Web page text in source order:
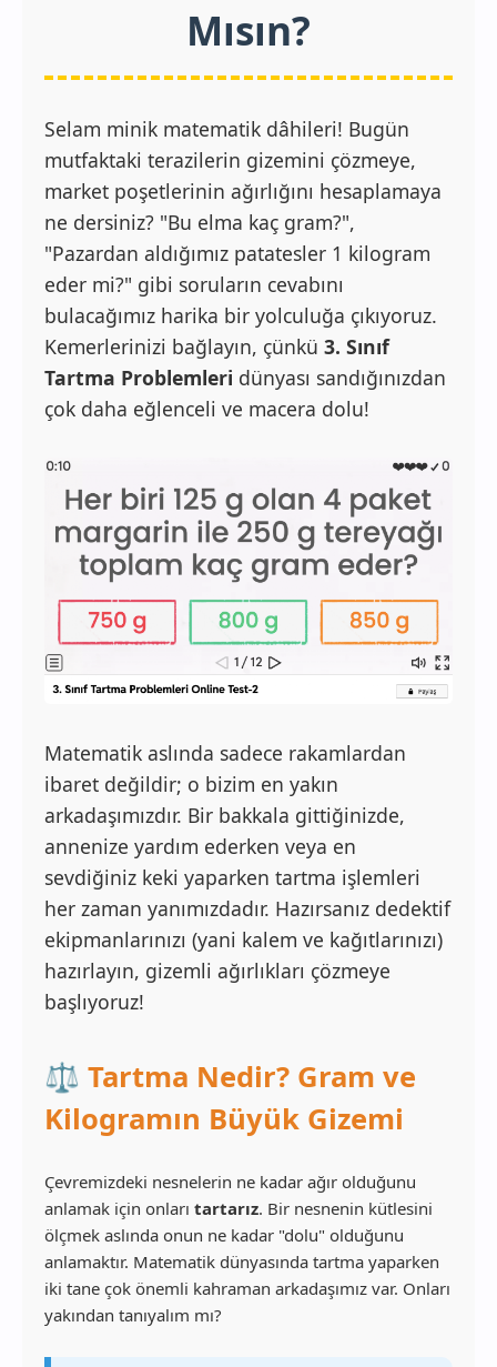
Mısın?
Selam minik matematik dâhileri! Bugün
mutfaktaki terazilerin gizemini çözmeye,
market poşetlerinin ağırlığını hesaplamaya
ne dersiniz? "Bu elma kaç gram?",
"Pazardan aldığımız patatesler 1 kilogram
eder mi?" gibi soruların cevabını
bulacağımız harika bir yolculuğa çıkıyoruz.
Kemerlerinizi bağlayın, çünkü 3. Sınıf
Tartma Problemleri dünyası sandığınızdan
çok daha eğlenceli ve macera dolu!
Matematik aslında sadece rakamlardan
ibaret değildir; o bizim en yakın
arkadaşımızdır. Bir bakkala gittiğinizde,
annenize yardım ederken veya en
sevdiğiniz keki yaparken tartma işlemleri
her zaman yanımızdadır. Hazırsanız dedektif
ekipmanlarınızı (yani kalem ve kağıtlarınızı)
hazırlayın, gizemli ağırlıkları çözmeye
başlıyoruz!
⚖️ Tartma Nedir? Gram ve
Kilogramın Büyük Gizemi
Çevremizdeki nesnelerin ne kadar ağır olduğunu
anlamak için onları tartarız. Bir nesnenin kütlesini
ölçmek aslında onun ne kadar "dolu" olduğunu
anlamaktır. Matematik dünyasında tartma yaparken
iki tane çok önemli kahraman arkadaşımız var. Onları
yakından tanıyalım mı?